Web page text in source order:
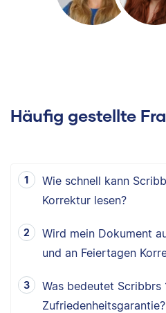
Häufig gestellte
Wie schnell kann
Korrektur lesen?
Wird mein Dokument
und an Feiertagen
Was bedeutet Scribbrs
Zufriedenheitsgarantie?